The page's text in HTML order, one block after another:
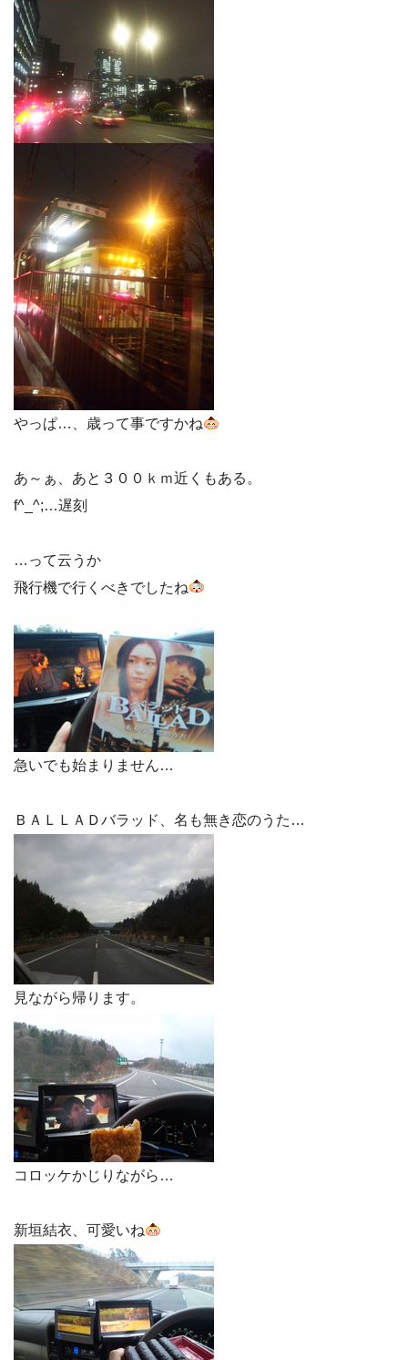
やっぱ…、歳って事ですかね
あ～ぁ、あと３００ｋｍ近くもある。
f^_^;…遅刻
…って云うか
飛行機で行くべきでしたね
急いでも始まりません…
ＢＡＬＬＡＤバラッド、名も無き恋のうた…
見ながら帰ります。
コロッケかじりながら…
新垣結衣、可愛いね